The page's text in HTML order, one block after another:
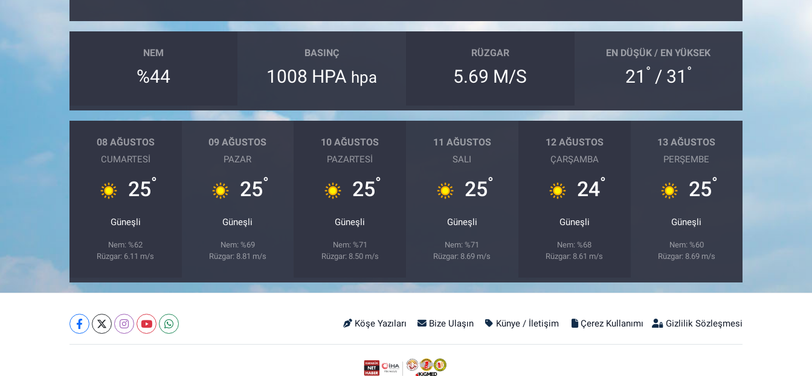
NEM
%44
BASINÇ
1008 HPA hpa
RÜZGAR
5.69 M/S
EN DÜŞÜK / EN YÜKSEK
21 ° / 31 °
08 AĞUSTOS
CUMARTESI
25°
Güneşli
Nem: %62
Rüzgar: 6.11 m/s
09 AĞUSTOS
PAZAR
25°
Güneşli
Nem: %69
Rüzgar: 8.81 m/s
10 AĞUSTOS
PAZARTESI
25°
Güneşli
Nem: %71
Rüzgar: 8.50 m/s
11 AĞUSTOS
SALI
25°
Güneşli
Nem: %71
Rüzgar: 8.69 m/s
12 AĞUSTOS
ÇARŞAMBA
24°
Güneşli
Nem: %68
Rüzgar: 8.61 m/s
13 AĞUSTOS
PERŞEMBE
25°
Güneşli
Nem: %60
Rüzgar: 8.69 m/s
Köşe Yazıları Bize Ulaşın Künye / İletişim Çerez Kullanımı Gizlilik Sözleşmesi